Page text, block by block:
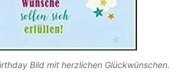
Bild mit herzlichen Glückwünschen.